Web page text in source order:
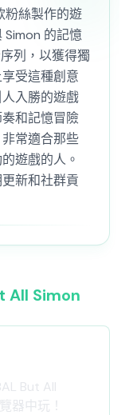
粉絲製作的遊
Simon 的記憶
列，以獲得獨
受這種創意
入勝的遊戲
和記憶冒險
常適合那些
遊戲的人。
新和社群貢
All Simon
But All
器中玩！